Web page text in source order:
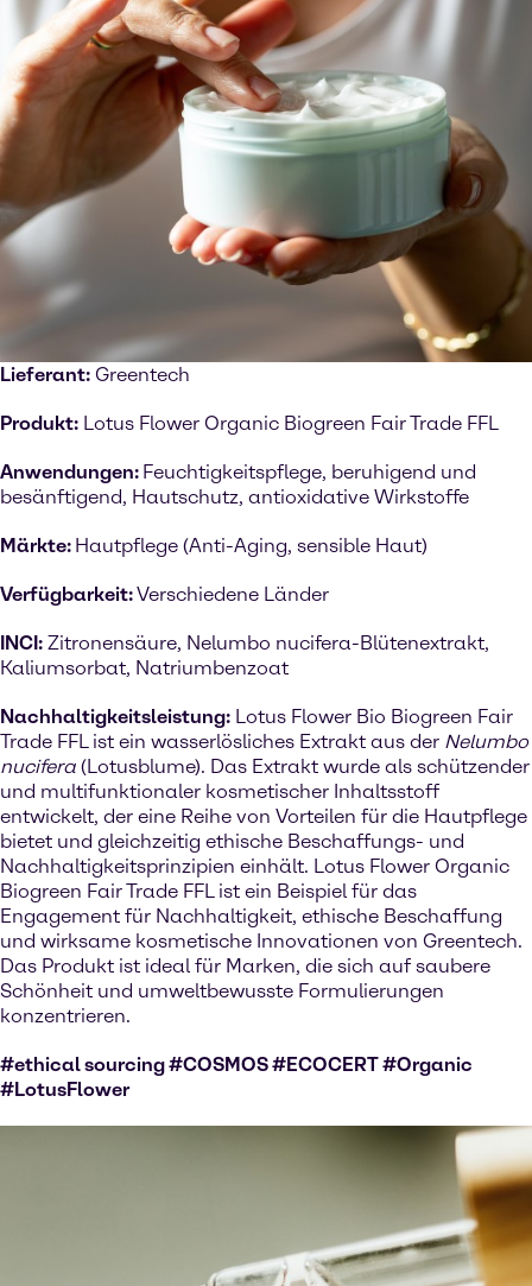
Lieferant: Greentech
Produkt: Lotus Flower Organic Biogreen Fair Trade FFL
Anwendungen: Feuchtigkeitspflege, beruhigend und
besänftigend, Hautschutz, antioxidative Wirkstoffe
Märkte: Hautpflege (Anti-Aging, sensible Haut)
Verfügbarkeit:Verschiedene Länder
INCI: Zitronensäure, Nelumbo nucifera-Blütenextrakt,
Kaliumsorbat, Natriumbenzoat
Nachhaltigkeitsleistung: Lotus Flower Bio Biogreen Fair
Trade FFL ist ein wasserlösliches Extrakt aus der Nelumbo
nucifera (Lotusblume). Das Extrakt wurde als schützender
und multifunktionaler kosmetischer Inhaltsstoff
entwickelt, der eine Reihe von Vorteilen für die Hautpflege
bietet und gleichzeitig ethische Beschaffungs- und
Nachhaltigkeitsprinzipien einhält. Lotus Flower Organic
Biogreen Fair Trade FFL ist ein Beispiel für das
Engagement für Nachhaltigkeit, ethische Beschaffung
und wirksame kosmetische Innovationen von Greentech.
Das Produkt ist ideal für Marken, die sich auf saubere
Schönheit und umweltbewusste Formulierungen
konzentrieren.
#ethical sourcing #COSMOS #ECOCERT #Organic
#LotusFlower